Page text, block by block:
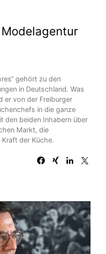
gehört zu den
in Deutschland. Was
er von der Freiburger
in die ganze
den beiden Inhabern über
Markt, die
der Küche.